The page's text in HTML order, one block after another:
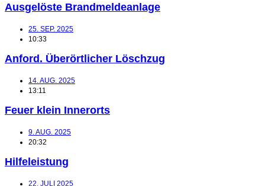
Ausgelöste Brandmeldeanlage
25. SEP. 2025
10:33
Anford. Überörtlicher Löschzug
14. AUG. 2025
13:11
Feuer klein Innerorts
9. AUG. 2025
20:32
Hilfeleistung
22. JULI 2025